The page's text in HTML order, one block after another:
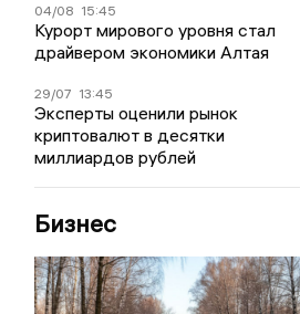
04/08 15:45
Курорт мирового уровня стал
драйвером экономики Алтая
29/07 13:45
Эксперты оценили рынок
криптовалют в десятки
миллиардов рублей
Бизнес